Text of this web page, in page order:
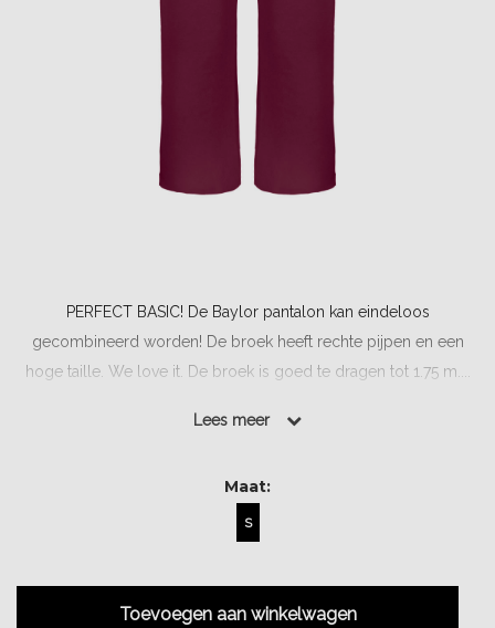
PERFECT BASIC! De Baylor pantalon kan eindeloos
gecombineerd worden! De broek heeft rechte pijpen en een
hoge taille. We love it. De broek is goed te dragen tot 1.75 m....
Lees meer
Maat:
S
Toevoegen aan winkelwagen